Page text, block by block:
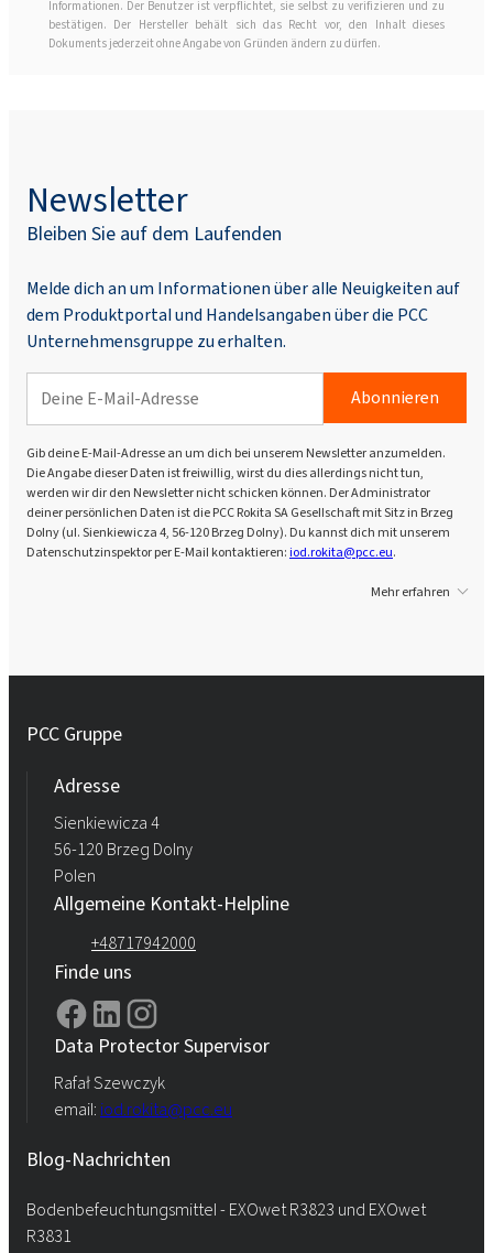
Informationen. Der Benutzer ist verpflichtet, sie selbst zu verifizieren und zu
bestätigen. Der Hersteller behält sich das Recht vor, den Inhalt dieses
Dokuments jederzeit ohne Angabe von Gründen ändern zu dürfen.
Newsletter
Bleiben Sie auf dem Laufenden
Melde dich an um Informationen über alle Neuigkeiten auf
dem Produktportal und Handelsangaben über die PCC
Unternehmensgruppe zu erhalten.
Abonnieren
Gib deine E-Mail-Adresse an um dich bei unserem Newsletter anzumelden.
Die Angabe dieser Daten ist freiwillig, wirst du dies allerdings nicht tun,
werden wir dir den Newsletter nicht schicken können. Der Administrator
deiner persönlichen Daten ist die PCC Rokita SA Gesellschaft mit Sitz in Brzeg
Dolny (ul. Sienkiewicza 4, 56-120 Brzeg Dolny). Du kannst dich mit unserem
Datenschutzinspektor per E-Mail kontaktieren:iod.rokita@pcc.eu.
Mehr erfahren
PCC Gruppe
Adresse
Sienkiewicza 4
56-120 Brzeg Dolny
Polen
Allgemeine Kontakt-Helpline
+48717942000
Finde uns
Data Protector Supervisor
Rafał Szewczyk
email: iod.rokita@pcc.eu
Blog-Nachrichten
Bodenbefeuchtungsmittel - EXOwet R3823 und EXOwet
R3831